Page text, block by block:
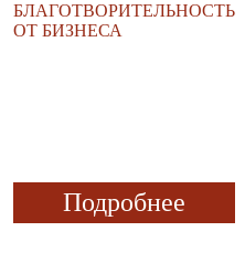
БЛАГОТВОРИТЕЛЬНОСТЬ
ОТ БИЗНЕСА
Подробнее